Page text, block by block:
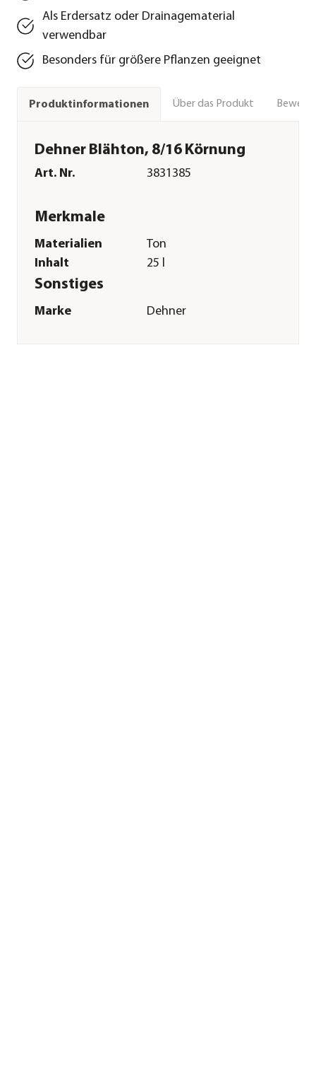
Als Erdersatz oder Drainagematerial
verwendbar
Besonders für größere Pflanzen geeignet
Produktinformationen Über das Produkt
Dehner Blähton, 8/16 Körnung
Art. Nr. 3831385
Merkmale
Materialien
Ton
Inhalt
25 l
Sonstiges
Marke
Dehner